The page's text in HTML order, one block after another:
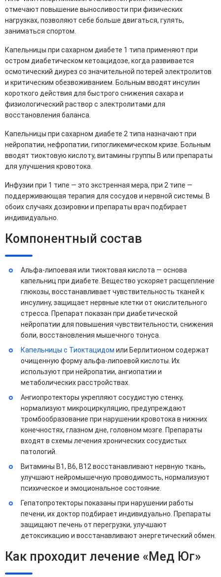
отмечают повышение выносливости при физических
нагрузках, позволяют себе больше двигаться, гулять,
заниматься спортом.
Капельницы при сахарном диабете 1 типа применяют при
остром диабетическом кетоацидозе, когда развивается
осмотический диурез со значительной потерей электролитов
и критическим обезвоживанием. Больным вводят инсулин
короткого действия для быстрого снижения сахара и
физиологический раствор с электролитами для
восстановления баланса.
Капельницы при сахарном диабете 2 типа назначают при
нейропатии, нефропатии, гипогликемическом кризе. Больным
вводят тиоктовую кислоту, витамины группы B или препараты
для улучшения кровотока.
Инфузии при 1 типе — это экстренная мера, при 2 типе —
поддерживающая терапия для сосудов и нервной системы. В
обоих случаях дозировки и препараты врач подбирает
индивидуально.
Компонентный состав
Альфа-липоевая или тиоктовая кислота — основа
капельниц при диабете. Вещество ускоряет расщепление
глюкозы, восстанавливает чувствительность тканей к
инсулину, защищает нервные клетки от окислительного
стресса. Препарат показан при диабетической
нейропатии для повышения чувствительности, снижения
боли, восстановления мышечного тонуса.
Капельницы с Тиоктацидом или Берлитионом содержат
очищенную форму альфа-липоевой кислоты. Их
используют при нейропатии, ангиопатии и
метаболических расстройствах.
Ангиопротекторы укрепляют сосудистую стенку,
нормализуют микроциркуляцию, предупреждают
тромбообразование при нарушении кровотока в нижних
конечностях, глазном дне, головном мозге. Препараты
входят в схемы лечения хронических сосудистых
патологий.
Витамины В1, В6, В12 восстанавливают нервную ткань,
улучшают нейромышечную проводимость, нормализуют
психическое и эмоциональное состояние.
Гепатопротекторы показаны при нарушении работы
печени, их доктор подбирает индивидуально. Препараты
защищают печень от перегрузки, улучшают
детоксикацию и восстанавливают энергетический обмен.
Как проходит лечение «Мед Юг»